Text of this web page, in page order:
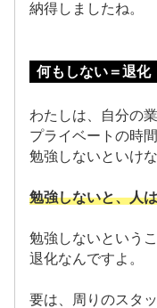
納得しましたね。
何もしない＝退化
わたしは、自分の
プライベートの時
勉強しないといけ
勉強しないと、人
勉強しないというこ
退化なんですよ。
要は、周りのスタ